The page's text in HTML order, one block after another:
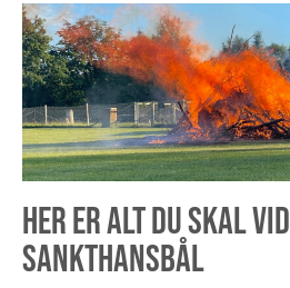
HER ER ALT DU SKAL
SANKTHANSBÅL